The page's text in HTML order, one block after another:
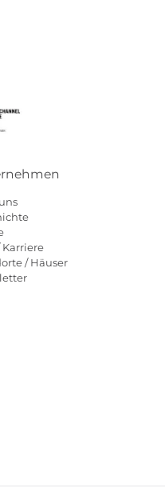
Karriere
/ Häuser